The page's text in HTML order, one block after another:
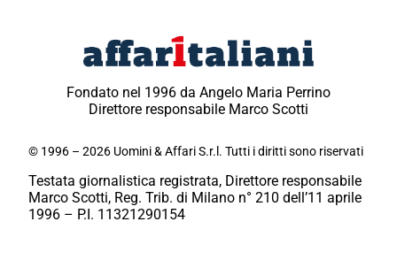
Fondato nel 1996 da Angelo Maria Perrino
Direttore responsabile Marco Scotti
© 1996 – 2026 Uomini & Affari S.r.l. Tutti i diritti sono riservati
Testata giornalistica registrata, Direttore responsabile
Marco Scotti, Reg. Trib. di Milano n° 210 dell’11 aprile
1996 – P.I. 11321290154